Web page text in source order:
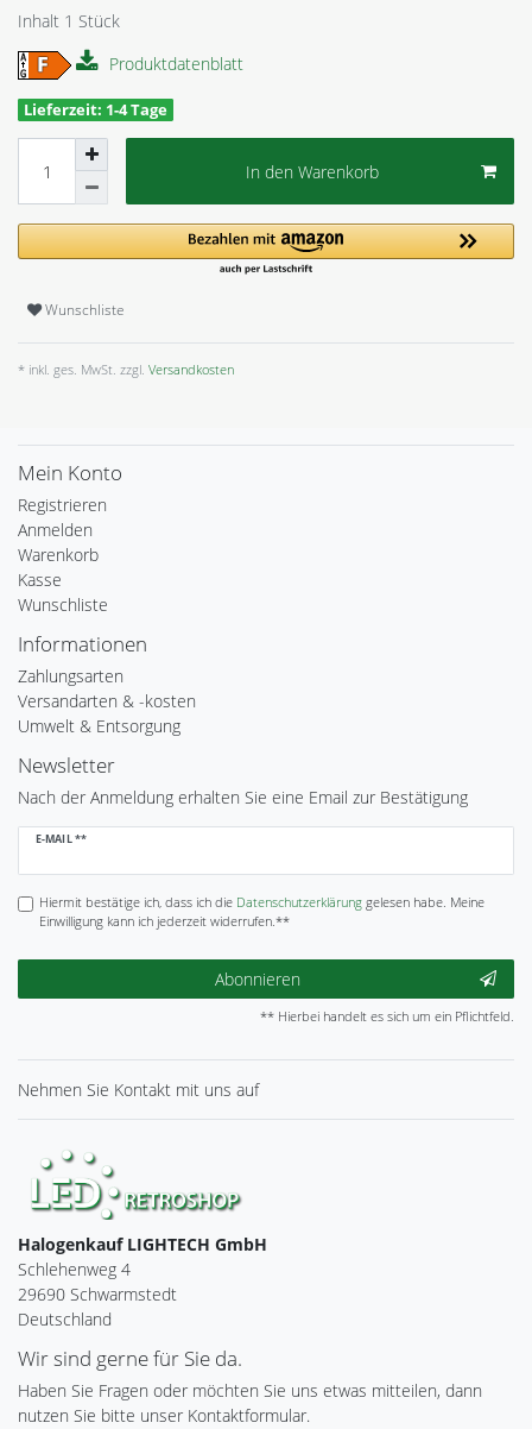
Inhalt 1 Stück
Produktdatenblatt
Lieferzeit: 1-4 Tage
In den Warenkorb
Wunschliste
* inkl. ges. MwSt. zzgl. Versandkosten
Mein Konto
Registrieren
Anmelden
Warenkorb
Kasse
Wunschliste
Informationen
Zahlungsarten
Versandarten & -kosten
Umwelt & Entsorgung
Newsletter
Nach der Anmeldung erhalten Sie eine Email zur Bestätigung
E-MAIL **
Newsletter
Hiermit bestätige ich, dass ich die Daten­schutz­erklärunggelesen habe. Meine
Einwilligung kann ich jederzeit widerrufen.**
Abonnieren
** Hierbei handelt es sich um ein Pflichtfeld.
Nehmen Sie Kontakt mit uns auf
Halogenkauf LIGHTECH GmbH
Schlehenweg 4
29690 Schwarmstedt
Deutschland
Wir sind gerne für Sie da.
Haben Sie Fragen oder möchten Sie uns etwas mitteilen, dann
nutzen Sie bitte unser Kontaktformular.